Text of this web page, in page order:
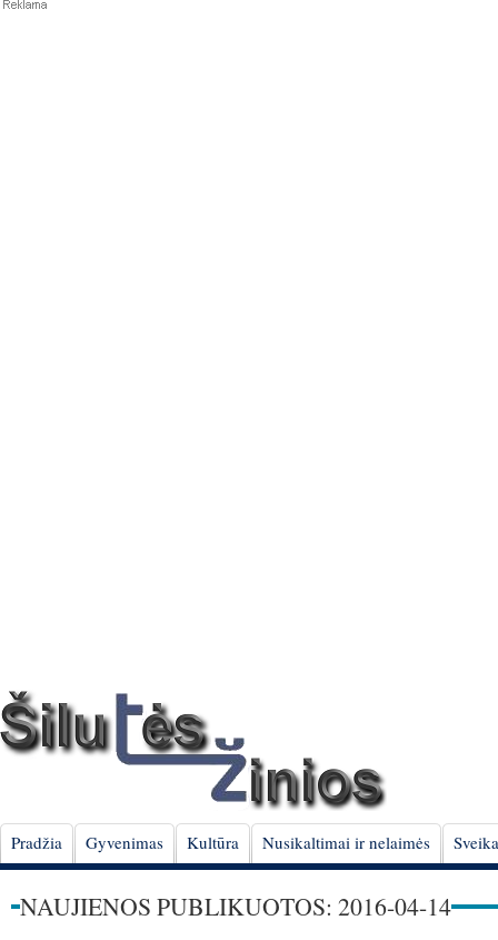
Pradžia Gyvenimas Kultūra Nusikaltimai ir nelaimės
NAUJIENOS PUBLIKUOTOS: 2016-04-14